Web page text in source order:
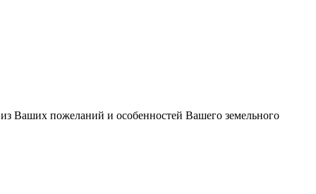
Ваших пожеланий и особенностей Вашего земельного